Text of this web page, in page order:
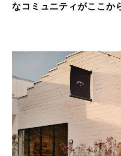
#NEW VINTAGE #マイナ
#路地裏てぃーん。
#GH 銘品の所以 #フイナ
#Commune H #FOCUS IT
#ととけん #FASHION
#LIFESTYLE #SNEAKER
なコミュニティがここか